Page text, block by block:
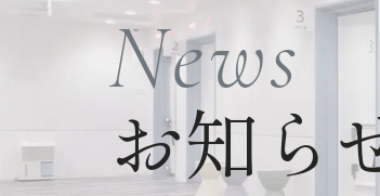
News
お知ら
キャンペー
ぜひお友達登